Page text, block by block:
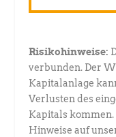
Risikohinweise:
verbunden. Der
Kapitalanlage
Verlusten des
Kapitals kommen.
Hinweise auf